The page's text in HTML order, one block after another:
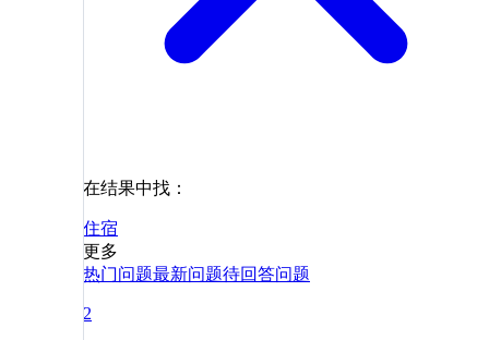
在结果中找：
住宿
更多
热门问题最新问题待回答问题
2